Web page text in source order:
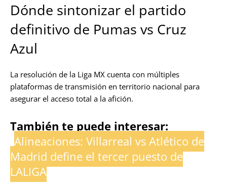
Dónde sintonizar el partido
definitivo de Pumas vs Cruz
Azul
La resolución de la Liga MX cuenta con múltiples
plataformas de transmisión en territorio nacional para
asegurar el acceso total a la afición.
También te puede interesar:
Alineaciones: Villarreal vs Atlético de
Madrid define el tercer puesto de
LALIGA